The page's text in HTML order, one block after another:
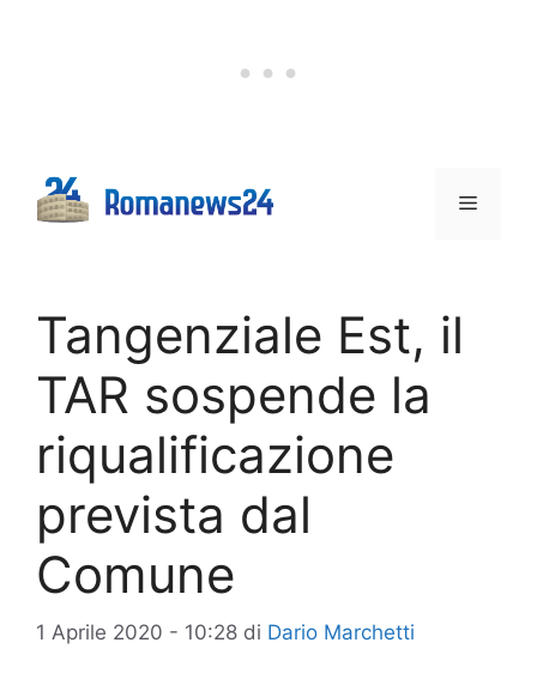
Menu
Tangenziale Est, il
TAR sospende la
riqualificazione
prevista dal
Comune
1 Aprile 2020 - 10:28 di Dario Marchetti